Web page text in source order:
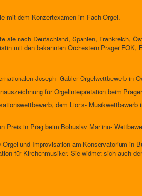
mit dem Konzertexamen im Fach Orgel.
sie nach Deutschland, Spanien, Frankreich,
mit den bekannten Orchestern Prager FOK,
Joseph- Gabler Orgelwettbewerb in
für Orgelinterpretation beim
dem Lions- Musikwettbewerb
Preis in Prag beim Bohuslav Martinu-
und Improvisation am Konservatorium in
für Kirchenmusiker. Sie widmet sich auch